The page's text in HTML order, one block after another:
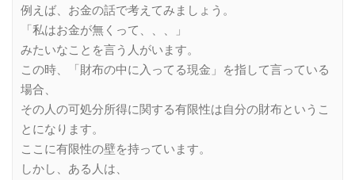
例えば、お金の話で考えてみましょう。
「私はお金が無くって、、、」
みたいなことを言う人がいます。
この時、「財布の中に入ってる現金」を指して言っている
場合、
その人の可処分所得に関する有限性は自分の財布というこ
とになります。
ここに有限性の壁を持っています。
しかし、ある人は、